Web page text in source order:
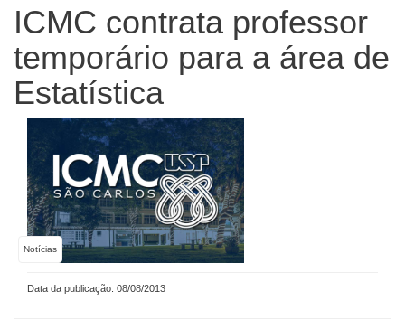
ICMC contrata professor
temporário para a área de
Estatística
Notícias
Data da publicação: 08/08/2013